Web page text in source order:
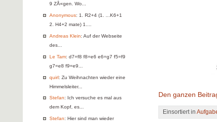
9 ZÅ«gen. Wo...
Anonymous: 1. R2+4 (1. ...K6+1
2. H4+2 mate) 1....
Andreas Klein: Auf der Webseite
des...
Le Tam: d7=f8 f8=e6 e6=g7 f5=f9
g7=e8 f9=e9...
quirl: Zu Weihnachten wieder eine
Himmelsleiter...
Stefan: Ich versuche es mal aus
dem Kopf, es...
Stefan: Hier sind man wieder
Den ganzen
Einsortiert in